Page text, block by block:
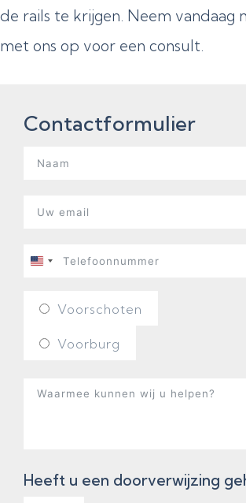
de rails te krijgen. Neem vandaag
met ons op voor een consult.
Contactformulier
United
StatesVoorschoten
Voorburg
Heeft u een doorverwijzing